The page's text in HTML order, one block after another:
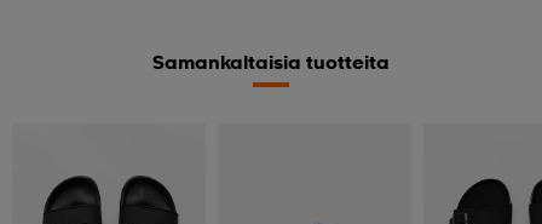
Samankaltaisia tuotteita